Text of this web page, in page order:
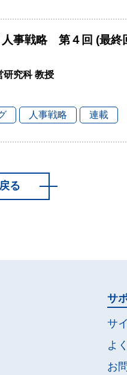
事戦略 第４回 (最
究科 教授
人事戦略 連載
る
サ
サ
よ
お